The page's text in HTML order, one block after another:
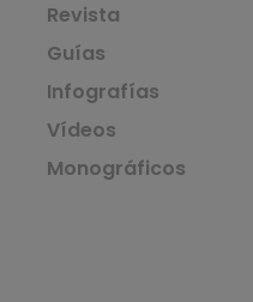
Revista
Guías
Infografías
Vídeos
Monográficos